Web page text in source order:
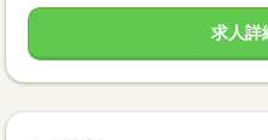
求人詳